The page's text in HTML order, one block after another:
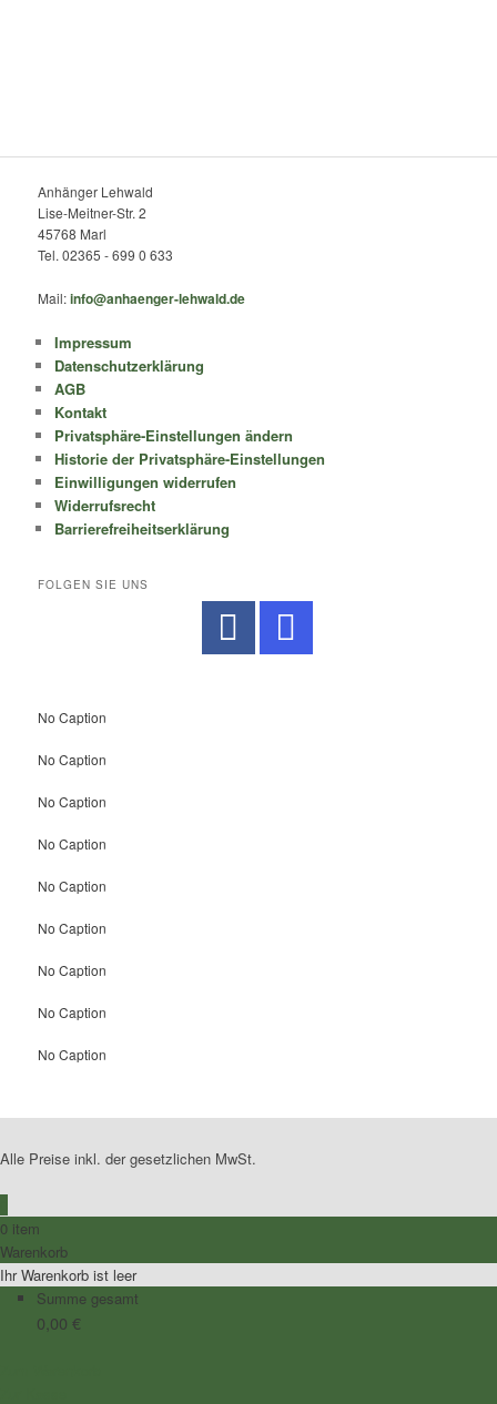
Anhänger Lehwald
Lise-Meitner-Str. 2
45768 Marl
Tel. 02365 - 699 0 633
Mail:info@anhaenger-lehwald.de
Impressum
Datenschutzerklärung
AGB
Kontakt
Privatsphäre-Einstellungen ändern
Historie der Privatsphäre-Einstellungen
Einwilligungen widerrufen
Widerrufsrecht
Barrierefreiheitserklärung
FOLGEN SIE UNS
No Caption
No Caption
No Caption
No Caption
No Caption
No Caption
No Caption
No Caption
No Caption
Alle Preise inkl. der gesetzlichen MwSt.
0 item
Warenkorb
Ihr Warenkorb ist leer
Summe gesamt
0,00 €